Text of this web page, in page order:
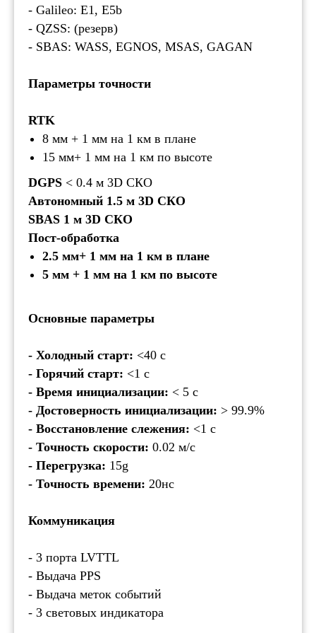
- Galileo: E1, E5b
- QZSS: (резерв)
- SBAS: WASS, EGNOS, MSAS, GAGAN
Параметры точности
RTK
8 мм + 1 мм на 1 км в плане
15 мм+ 1 мм на 1 км по высоте
DGPS < 0.4 м 3D СКО
Автономный 1.5 м 3D СКО
SBAS 1 м 3D СКО
Пост-обработка
2.5 мм+ 1 мм на 1 км в плане
5 мм + 1 мм на 1 км по высоте
Основные параметры
- Холодный старт: <40 с
- Горячий старт: <1 с
- Время инициализации: < 5 с
- Достоверность инициализации: > 99.9%
- Восстановление слежения: <1 с
- Точность скорости: 0.02 м/с
- Перегрузка: 15g
- Точность времени: 20нс
Коммуникация
- 3 порта LVTTL
- Выдача PPS
- Выдача меток событий
- 3 световых индикатора
Телефон: 8 (495) 153 - 33 - 54
What's App: 8 (925) 401 - 26 - 94
Звоните нам
Или пишите